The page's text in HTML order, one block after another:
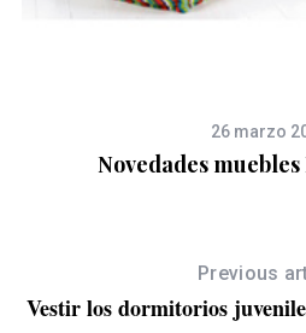
26 marzo
Novedades
Previous
Vestir los dormitorios
S